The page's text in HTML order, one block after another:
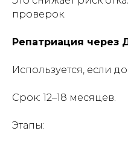
проверок.
Репатриация через
Используется, если
Срок: 12–18 месяцев.
Этапы: